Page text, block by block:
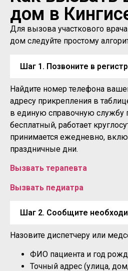
дом в
Для вызова участкового
дом следуйте простому
Шаг 1. Позвоните в
Найдите номер телефона
адресу прикрепления в
в единую справочную службу
бесплатный, работает
принимается ежедневно,
праздничные дни.
Вызвать терапевта
Вызвать педиатра
Шаг 2. Сообщите
Назовите диспетчеру или
ФИО пациента и год
Точный адрес (улица,